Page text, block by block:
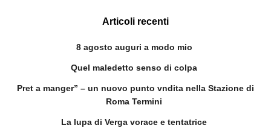
Articoli recenti
8 agosto auguri a modo mio
Quel maledetto senso di colpa
Pret a manger” – un nuovo punto vndita nella Stazione di
Roma Termini
La lupa di Verga vorace e tentatrice